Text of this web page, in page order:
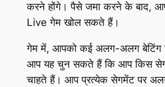
करने होंगे। पैसे जमा करने के बाद,
Live गेम खोल सकते हैं।
गेम में, आपको कई अलग-अलग बेटिंग
आप यह चुन सकते हैं कि आप किस
चाहते हैं। आप प्रत्येक सेगमेंट पर